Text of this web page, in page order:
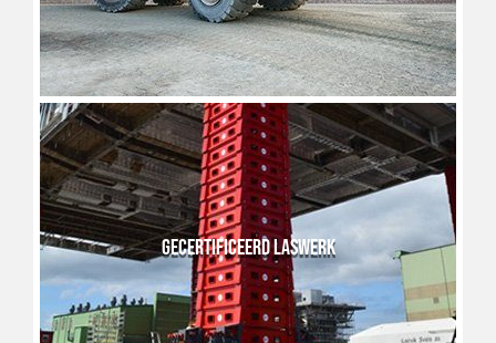
GECERTIFICEERD LASWERK